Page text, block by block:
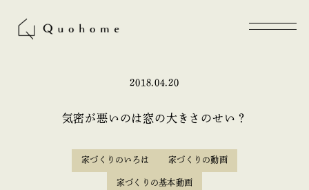
2018.04.20
気密が悪いのは窓の大きさのせい？
家づくりのいろは 家づくりの動画
家づくりの基本動画